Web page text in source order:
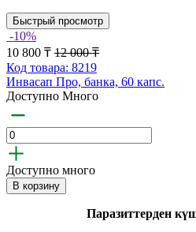
Быстрый просмотр
-10%
10 800 ₸ 12 000 ₸
Код товара: 8219
Инвасап Про, банка, 60 капс.
Доступно Много
Доступно много
В корзину
Паразиттерден